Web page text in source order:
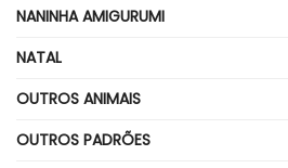
NANINHA AMIGURUMI
NATAL
OUTROS ANIMAIS
OUTROS PADRÕES